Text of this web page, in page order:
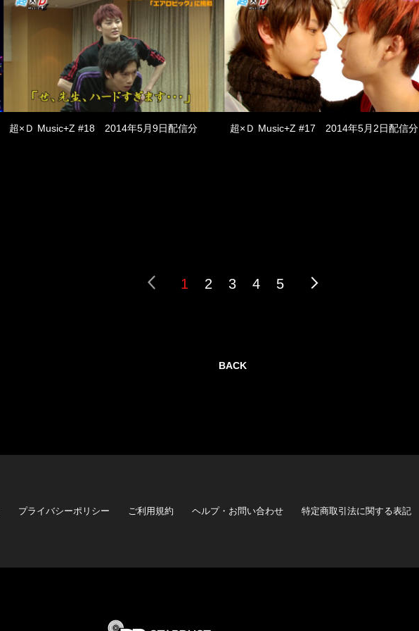
超×Ｄ Music+Z #18 2014年5月9日配信分 超×Ｄ Music+Z #17 2014年5月2日配信分
1 2 3 4 5
BACK
プライバシーポリシー ご利用規約 ヘルプ・お問い合わせ 特定商取引法に関する表記